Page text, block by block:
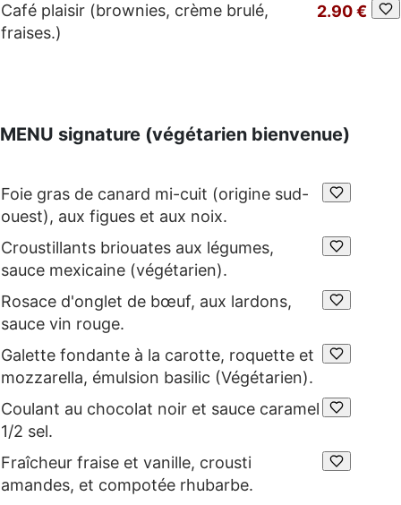
Café plaisir (brownies, crème brulé,
fraises.)
2.90 €
MENU signature (végétarien bienvenue)
Foie gras de canard mi-cuit (origine sud-
ouest), aux figues et aux noix.
Croustillants briouates aux légumes,
sauce mexicaine (végétarien).
Rosace d'onglet de bœuf, aux lardons,
sauce vin rouge.
Galette fondante à la carotte, roquette et
mozzarella, émulsion basilic (Végétarien).
Coulant au chocolat noir et sauce caramel
1/2 sel.
Fraîcheur fraise et vanille, crousti
amandes, et compotée rhubarbe.